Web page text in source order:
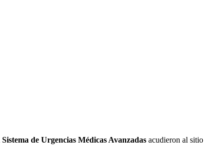
Sistema de Urgencias Médicas Avanzadas acudieron al sitio